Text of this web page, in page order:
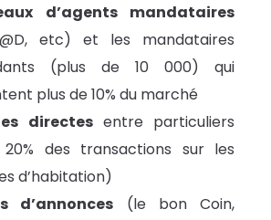
d’agents mandataires
etc) et les mandataires
(plus de 10 000) qui
plus de 10% du marché
directesentre particuliers
20% des transactions sur les
d’habitation)
d’annonces (le bon Coin,